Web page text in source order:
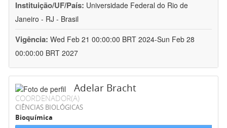
Instituição/UF/País: Universidade Federal do Rio de
Janeiro - RJ - Brasil
Vigência: Wed Feb 21 00:00:00 BRT 2024-Sun Feb 28
00:00:00 BRT 2027
Adelar Bracht
COORDENADOR(A)
CIÊNCIAS BIOLÓGICAS
Bioquímica